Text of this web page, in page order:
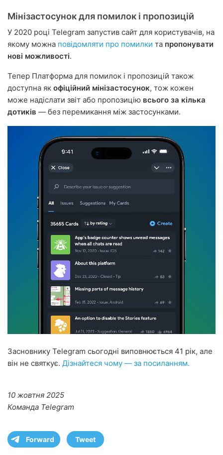
Мінізастосунок для помилок і пропозицій
У 2020 році Telegram запустив сайт для користувачів, на
якому можна повідомляти про помилки та пропонувати
нові можливості.
Тепер Платформа для помилок і пропозицій також
доступна як офіційний мінізастосунок, тож кожен
може надіслати звіт або пропозицію всього за кілька
дотиків — без перемикання між застосунками.
Засновнику Telegram сьогодні виповнюється 41 рік, але
він не святкує. Дізнайтеся чому — за посиланням.
10 жовтня 2025
Команда Telegram
Forward Tweet